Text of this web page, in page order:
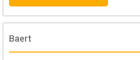
Baert